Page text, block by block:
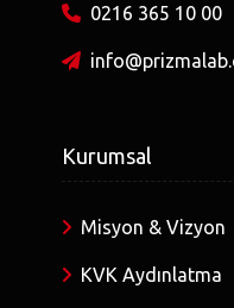
0216 365 10 00
Kurumsal
Misyon & Vizyon
KVK Aydınlatma